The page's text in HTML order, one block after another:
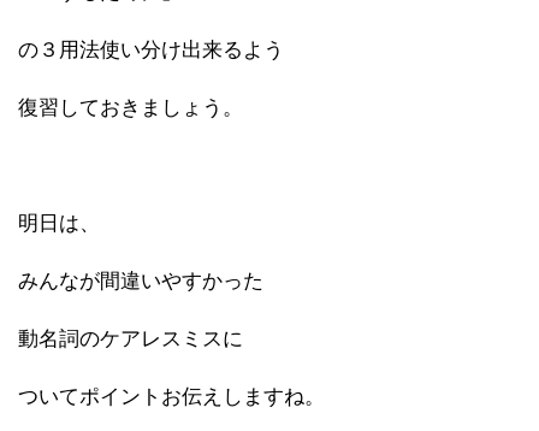
の３用法使い分け出来るよう
復習しておきましょう。
明日は、
みんなが間違いやすかった
動名詞のケアレスミスに
ついてポイントお伝えしますね。